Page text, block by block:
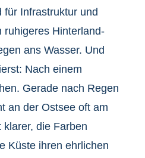
für Infrastruktur und
ruhigeres Hinterland-
ans Wasser. Und
Nach einem
Gerade nach Regen
an der Ostsee oft am
die Farben
Küste ihren ehrlichen